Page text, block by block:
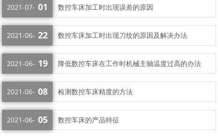
2021-07- 01 数控车床加工时出现误差的原因
2021-06- 22 数控车床加工时出现刀纹的原因及解决办法
2021-06- 19 降低数控车床在工作时机械主轴温度过高的办法
2021-06- 08 检测数控车床精度的方法
2021-06- 05 数控车床的产品特征